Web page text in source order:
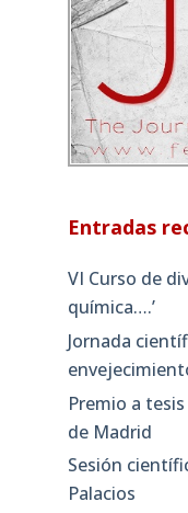
Entradas
VI Curso de
química….’
Jornada
Premio a
de Madrid
Sesión
Palacios